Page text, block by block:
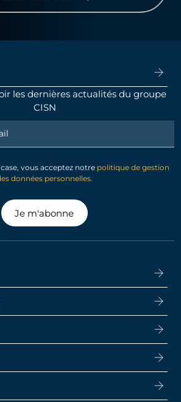
les dernières actualités du groupe
CISN
vous acceptez notre politique de gestion
données personnelles.
Je m'abonne
Nantes Decré
La Baule